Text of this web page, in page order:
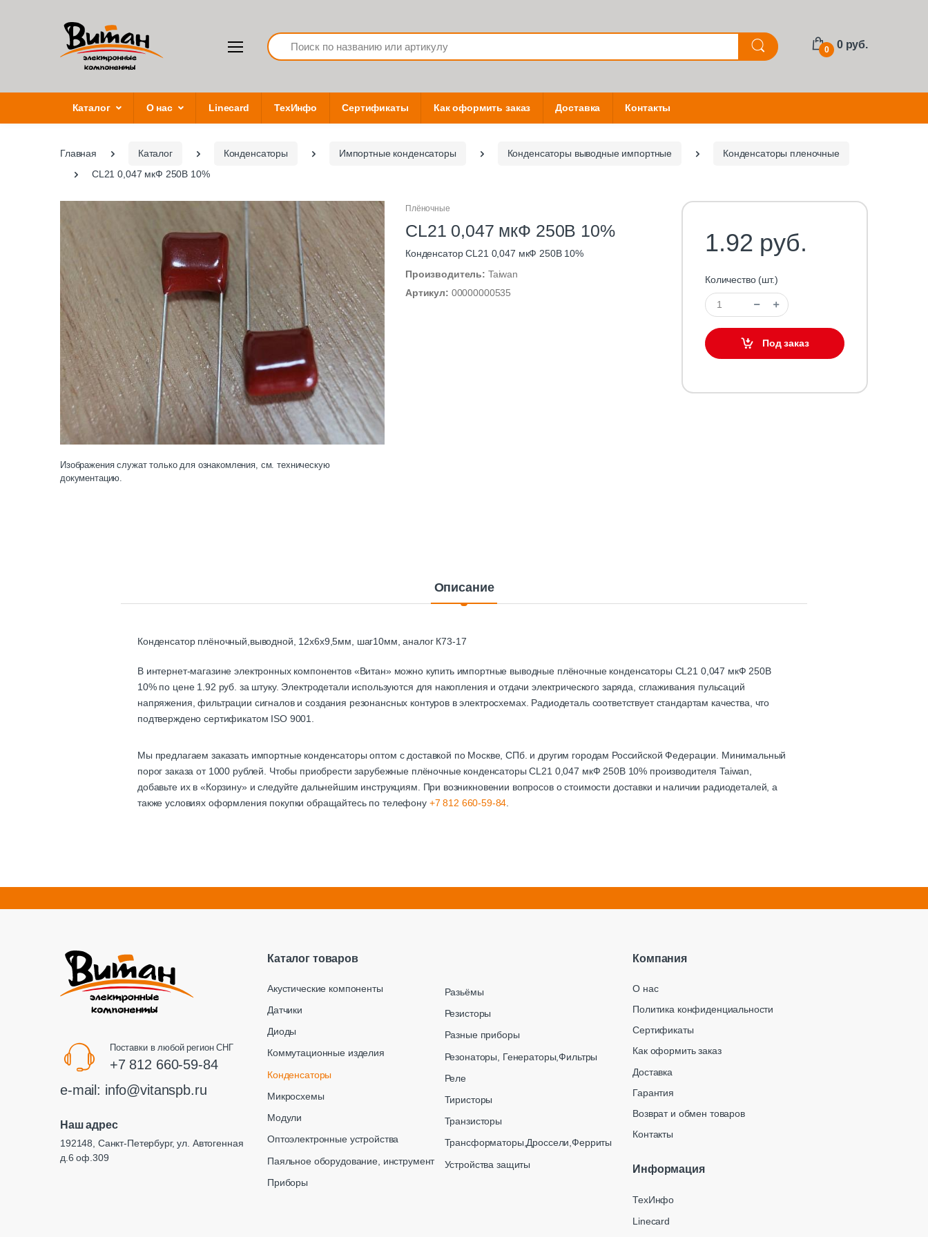
Search
0 0 руб.
Каталог О нас Linecard ТехИнфо Сертификаты Как оформить заказ Доставка Контакты
Главная Каталог Конденсаторы Импортные конденсаторы Конденсаторы выводные импортные
Конденсаторы пленочные
CL21 0,047 мкФ 250В 10%
Изображения служат только для ознакомления, см. техническую
документацию.
Плёночные
CL21 0,047 мкФ 250В 10%
Конденсатор CL21 0,047 мкФ 250В 10%
Производитель: Taiwan
Артикул: 00000000535
1.92 руб.
Количество (шт.)
Под заказ
Описание
Конденсатор плёночный,выводной, 12х6х9,5мм, шаг10мм, аналог К73-17
В интернет-магазине электронных компонентов «Витан» можно купить импортные выводные плёночные конденсаторы CL21 0,047 мкФ 250В
10% по цене 1.92 руб. за штуку. Электродетали используются для накопления и отдачи электрического заряда, сглаживания пульсаций
напряжения, фильтрации сигналов и создания резонансных контуров в электросхемах. Радиодеталь соответствует стандартам качества, что
подтверждено сертификатом ISO 9001.
Мы предлагаем заказать импортные конденсаторы оптом с доставкой по Москве, СПб. и другим городам Российской Федерации. Минимальный
порог заказа от 1000 рублей. Чтобы приобрести зарубежные плёночные конденсаторы CL21 0,047 мкФ 250В 10% производителя Taiwan,
добавьте их в «Корзину» и следуйте дальнейшим инструкциям. При возникновении вопросов о стоимости доставки и наличии радиодеталей, а
также условиях оформления покупки обращайтесь по телефону +7 812 660-59-84
Поставки в любой регион СНГ
+7 812 660-59-84
e-mail: info@vitanspb.ru
Наш адрес
192148, Санкт-Петербург, ул. Автогенная
д.6 оф.309
Каталог товаров
Акустические компоненты
Датчики
Диоды
Коммутационные изделия
Конденсаторы
Микросхемы
Модули
Оптоэлектронные устройства
Паяльное оборудование, инструмент
Приборы
Разьёмы
Резисторы
Разные приборы
Резонаторы, Генераторы,Фильтры
Реле
Тиристоры
Транзисторы
Трансформаторы,Дроссели,Ферриты
Устройства защиты
Компания
О нас
Политика конфиденциальности
Сертификаты
Как оформить заказ
Доставка
Гарантия
Возврат и обмен товаров
Контакты
Информация
ТехИнфо
Linecard